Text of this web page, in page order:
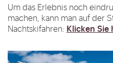
Um das Erlebnis noch
machen, kann man auf der
Nachtskifahren: Klicken Sie